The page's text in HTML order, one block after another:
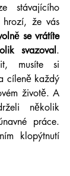
stávajícího
hrozí, že vás
se vrátíte
svazoval.
musíte si
cíleně každý
životě. A
několik
práce.
klopýtnutí